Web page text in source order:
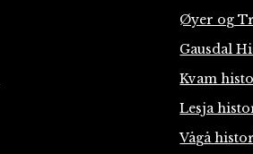
Øyer og
Gausdal
Kvam
Lesja
Vågå